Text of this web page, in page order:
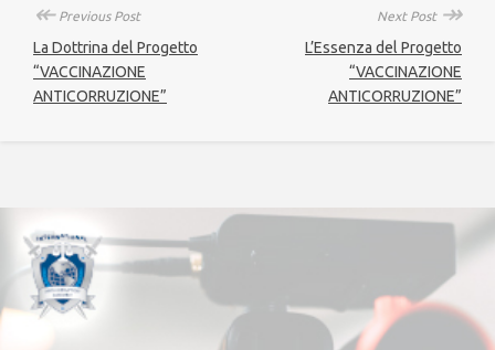
↞Previous Post
La Dottrina del Progetto
“VACCINAZIONE
ANTICORRUZIONE”
Next Post ↠
L’Essenza del Progetto
“VACCINAZIONE
ANTICORRUZIONE”